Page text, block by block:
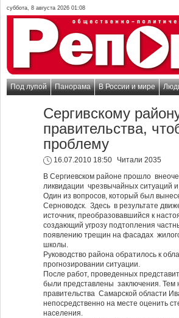
суббота, 8 августа 2026 01:08
Под лупой Панорама В России и мире
Сергивскому
правительства,
проблему
16.07.2010 18:50
Читали 2035
В Сергиевском районе прошло
ликвидации чрезвычайных ситуаций
Один из вопросов, который был
Серноводск. Здесь в результате
источник, преобразовавшийся к
создающий угрозу подтопления
появлению трещин на фасадах
школы.
Руководство района обратилось к
прогнозировании ситуации.
После работ, проведенных
были представлены заключения. Тем
правительства Самарской области
непосредственно на месте оценить
населения.